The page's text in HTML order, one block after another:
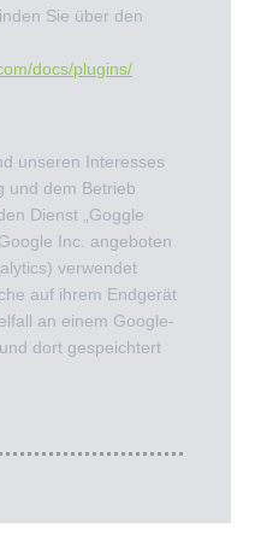
Sie über den
docs/plugins/
unseren Interesses
und dem Betrieb
Dienst „Goggle
Inc. angeboten
verwendet
auf ihrem Endgerät
an einem Google-
dort gespeichtert